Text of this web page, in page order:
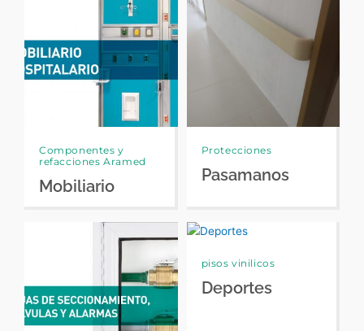
Componentes y
refacciones Aramed
Mobiliario
Protecciones
Pasamanos
pisos vinilicos
Deportes